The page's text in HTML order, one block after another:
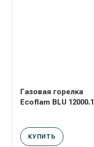
Газовая горелка
Ecoflam BLU 12000.1
КУПИТЬ